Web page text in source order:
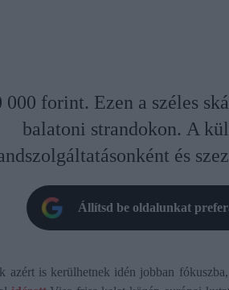
000 forint. Ezen a széles
balatoni strandokon. A
és
Állítsd be oldalunkat
azért is kerülhetnek idén jobban